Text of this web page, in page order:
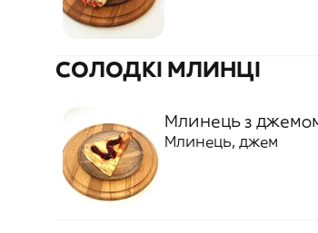
СОЛОДКІ МЛИНЦІ
Млинець з
Млинець, джем